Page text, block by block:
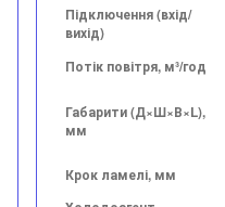
Підключення (вхід/
вихід)
Потік повітря, м³/год
Габарити (Д×Ш×В×L),
мм
Крок ламелі, мм